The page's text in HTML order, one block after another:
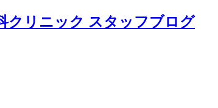
クリニック スタッフブログ